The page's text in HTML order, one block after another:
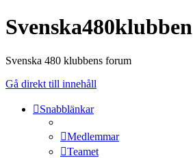
Svenska480klubben
Svenska 480 klubbens forum
Gå direkt till innehåll
Snabblänkar
Medlemmar
Teamet